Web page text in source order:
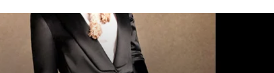
VER MÁS
VER TODAS LAS CATEGORÍAS